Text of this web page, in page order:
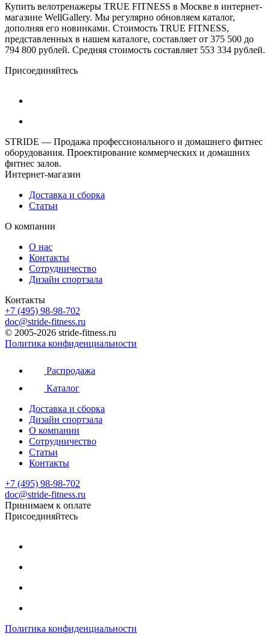
Купить велотренажеры TRUE FITNESS в Москве в интернет-
магазине WellGallery. Мы регулярно обновляем каталог,
дополняя его новинками. Стоимость TRUE FITNESS,
представленных в нашем каталоге, составляет от 375 500 до
794 800 рублей. Средняя стоимость составляет 553 334 рублей.
Присоединяйтесь
STRIDE — Продажа профессионального и домашнего фитнес
оборудования. Проектирование коммерческих и домашних
фитнес залов.
Интернет-магазин
Доставка и сборка
Статьи
О компании
О нас
Контакты
Сотрудничество
Дизайн спортзала
Контакты
+7 (495) 98-98-702
doc@stride-fitness.ru
© 2005-2026 stride-fitness.ru
Политика конфиденциальности
Распродажа
Каталог
Доставка и сборка
Дизайн спортзала
О компании
Сотрудничество
Статьи
Контакты
+7 (495) 98-98-702
doc@stride-fitness.ru
Принимаем к оплате
Присоединяйтесь
Политика конфиденциальности